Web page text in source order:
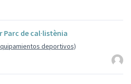
Parc de cal·listènia
deportivos)